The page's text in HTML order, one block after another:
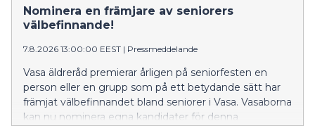
Nominera en främjare av seniorers
välbefinnande!
7.8.2026 13:00:00 EEST | Pressmeddelande
Vasa äldreråd premierar årligen på seniorfesten en
person eller en grupp som på ett betydande sätt har
främjat välbefinnandet bland seniorer i Vasa. Vasaborna
kan nu nominera egna kandidater för denna